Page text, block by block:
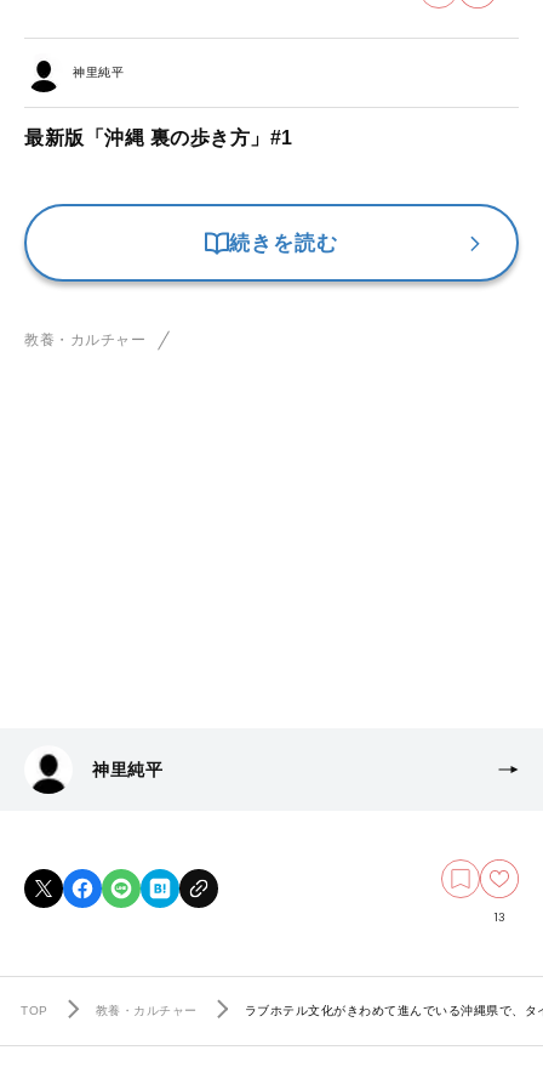
神里純平
最新版「沖縄 裏の歩き方」#1
続きを読む
教養・カルチャー
神里純平
13
TOP 教養・カルチャー ラブホテル文化がきわめて進んでいる沖縄県で、